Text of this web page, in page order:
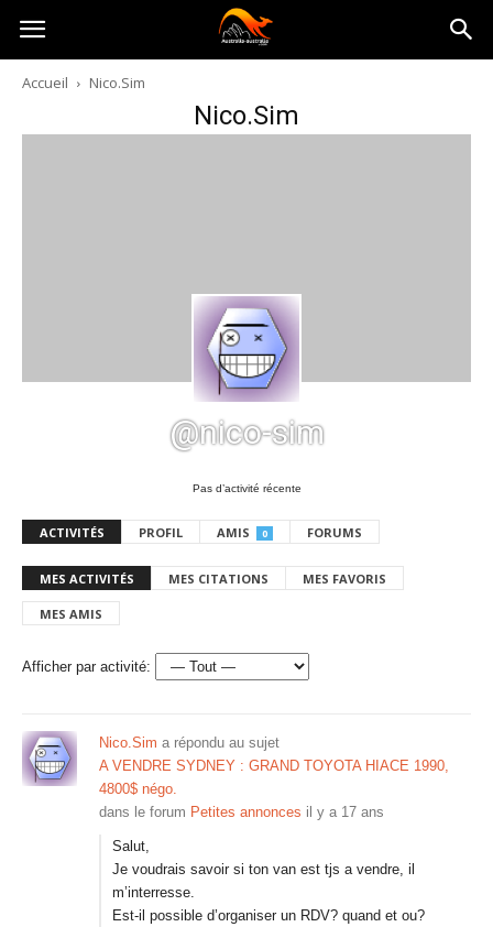
Australia-
australie.com
Accueil Nico.Sim
Nico.Sim
@nico-sim
Pas d’activité récente
ACTIVITÉS PROFIL AMIS 0 FORUMS
MES ACTIVITÉS MES CITATIONS MES FAVORIS
MES AMIS
Afficher par activité:
Nico.Sim a répondu au sujet
A VENDRE SYDNEY : GRAND TOYOTA HIACE 1990,
4800$ négo.
dans le forum Petites annonces il y a 17 ans
Salut,
Je voudrais savoir si ton van est tjs a vendre, il
m’interresse.
Est-il possible d’organiser un RDV? quand et ou?